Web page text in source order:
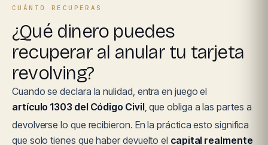
CUÁNTO RECUPERAS
¿Qué dinero puedes
recuperar al anular tu tarjeta
revolving?
Cuando se declara la nulidad, entra en juego el
artículo 1303 del Código Civil, que obliga a las partes a
devolverse lo que recibieron. En la práctica esto significa
que solo tienes que haber devuelto el capital realmente